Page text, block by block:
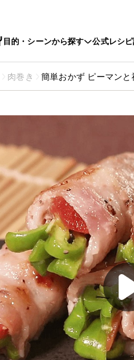
目的・シーンから探す 公式レシピ
肉巻き 簡単おかず ピーマンと